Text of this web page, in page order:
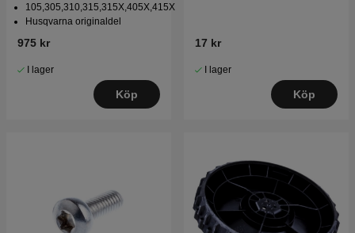
105,305,310,315,315X,405X,415X
Husqvarna originaldel
975 kr
I lager
Köp
17 kr
I lager
Köp